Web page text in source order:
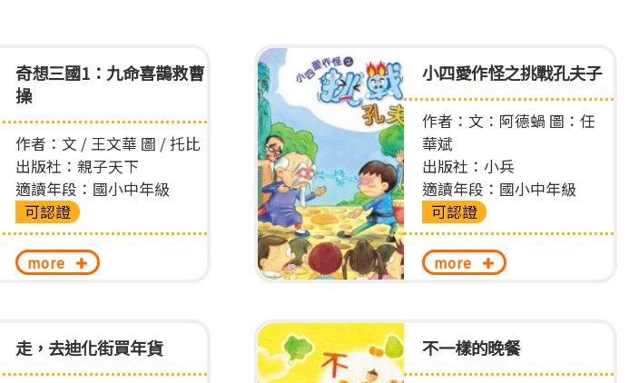
奇想三國1：九命喜鵲救曹
操
作者：文 / 王文華 圖 / 托比
出版社：親子天下
適讀年段：國小中年級
可認證
more
小四愛作怪之挑戰孔夫子
作者：文：阿德蝸 圖：任
華斌
出版社：小兵
適讀年段：國小中年級
可認證
more
走，去迪化街買年貨 不一樣的晚餐